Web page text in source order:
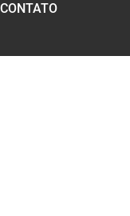
CONTATO